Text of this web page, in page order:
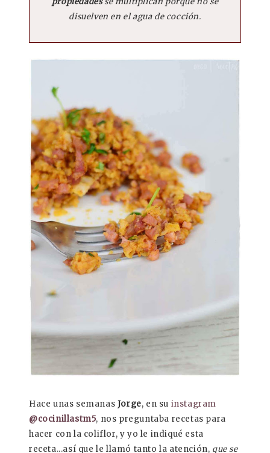
disuelven en el agua de cocción.
Hace unas semanas Jorge, en su instagram
@cocinillastm5, nos preguntaba recetas para
hacer con la coliflor, y yo le indiqué esta
receta...así que le llamó tanto la atención, que se